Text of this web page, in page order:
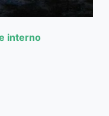
interno